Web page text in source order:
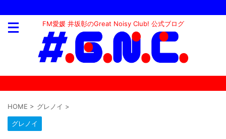
FM愛媛 井坂彰のGreat Noisy Club! 公式ブログ
HOME > グレノイ >
グレノイ